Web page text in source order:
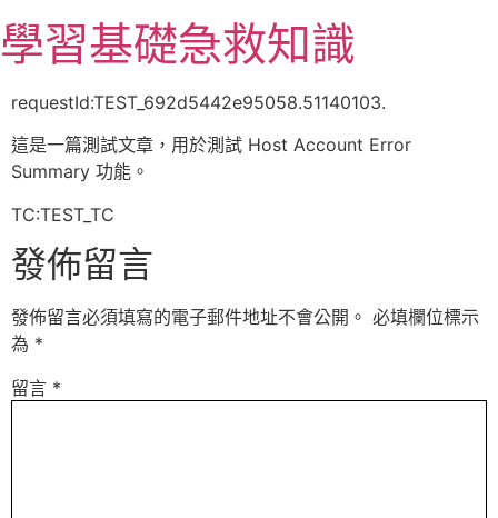
至
主
容
學習基礎急救知識
requestId:TEST_692d5442e95058.51140103.
這是一篇測試文章，用於測試 Host Account Error
Summary 功能。
TC:TEST_TC
發佈留言
發佈留言必須填寫的電子郵件地址不會公開。 必填欄位標示
為 *
留言 *